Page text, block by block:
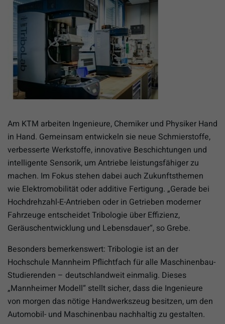
Am KTM arbeiten Ingenieure, Chemiker und Physiker Hand
in Hand. Gemeinsam entwickeln sie neue Schmierstoffe,
verbesserte Werkstoffe, innovative Beschichtungen und
intelligente Sensorik, um Antriebe leistungsfähiger zu
machen. Im Fokus stehen dabei auch Zukunftsthemen
wie Elektromobilität oder additive Fertigung. „Gerade bei
Hochdrehzahl-E-Antrieben oder in Getrieben moderner
Fahrzeuge entscheidet Tribologie über Effizienz,
Geräuschentwicklung und Lebensdauer“, so Grebe.
Besonders bemerkenswert: Tribologie ist an der
Hochschule Mannheim Pflichtfach für alle Maschinenbau-
Studierenden – deutschlandweit einmalig. Dieses
„Mannheimer Modell“ stellt sicher, dass die Ingenieure
von morgen das nötige Handwerkszeug besitzen, um den
Automobil- und Maschinenbau nachhaltig zu gestalten.